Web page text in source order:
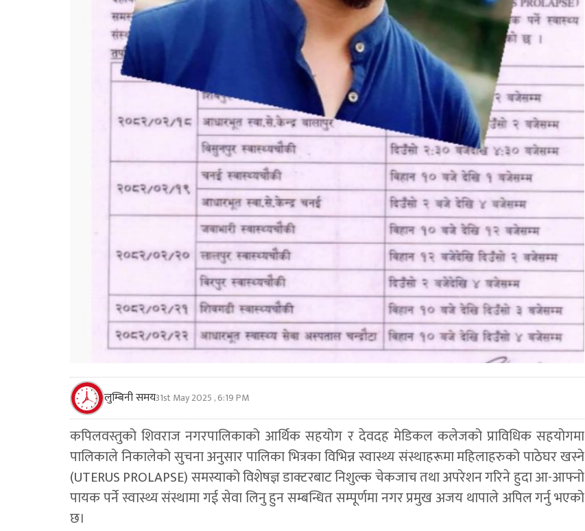
लुम्बिनी समय31st May 2025 , 6:19 PM
कपिलवस्तुको शिवराज नगरपालिकाको आर्थिक सहयोग र देवदह मेडिकल कलेजको प्राविधिक सहयोगमा
पालिकाले निकालेको सुचना अनुसार पालिका भित्रका विभिन्न स्वास्थ्य संस्थाहरूमा महिलाहरुको पाठेघर खस्ने
(UTERUS PROLAPSE) समस्याको विशेषज्ञ डाक्टरबाट निशुल्क चेकजाच तथा अपरेशन गरिने हुदा आ-आफ्नो
पायक पर्ने स्वास्थ्य संस्थामा गई सेवा लिनु हुन सम्बन्धित सम्पूर्णमा नगर प्रमुख अजय थापाले अपिल गर्नु भएको
छ।